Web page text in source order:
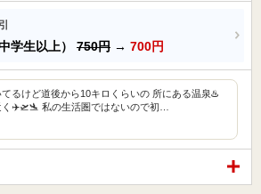
学生以上） 750円 → 700円
るけど道後から10キロくらいの 所にある温泉♨️
✈️🛫🛬 私の生活圏ではないので初…